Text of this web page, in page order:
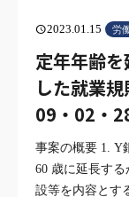
schedule2023.01.15 労
定年年齢
した就業
09・02・
事案の概要 1. Y
60 歳に延長す
設等を内容とす